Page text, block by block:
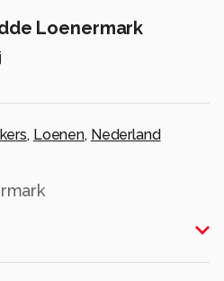
Loenermark
, Loenen, Nederland